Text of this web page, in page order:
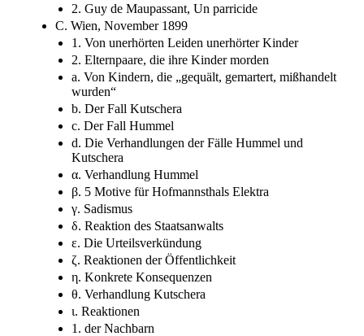
2. Guy de Maupassant, Un parricide
C. Wien, November 1899
1. Von unerhörten Leiden unerhörter Kinder
2. Elternpaare, die ihre Kinder morden
a. Von Kindern, die „gequält, gemartert, mißhandelt
wurden“
b. Der Fall Kutschera
c. Der Fall Hummel
d. Die Verhandlungen der Fälle Hummel und
Kutschera
α. Verhandlung Hummel
β. 5 Motive für Hofmannsthals Elektra
γ. Sadismus
δ. Reaktion des Staatsanwalts
ε. Die Urteilsverkündung
ζ. Reaktionen der Öffentlichkeit
η. Konkrete Konsequenzen
θ. Verhandlung Kutschera
ι. Reaktionen
1. der Nachbarn